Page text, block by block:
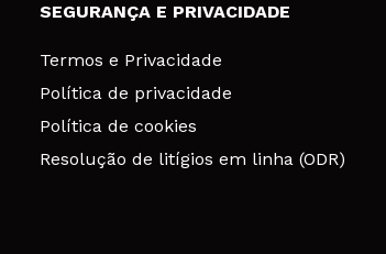
SEGURANÇA E PRIVACIDADE
Termos e Privacidade
Política de privacidade
Política de cookies
Resolução de litígios em linha (ODR)